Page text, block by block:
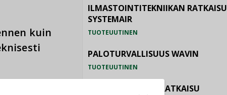
kuin
ILMASTOINTITEKNIIKAN RATKAISU
SYSTEMAIR
TUOTEUUTINEN
PALOTURVALLISUUS WAVIN
TUOTEUUTINEN
LATTIALÄMMITYSRATKAISU